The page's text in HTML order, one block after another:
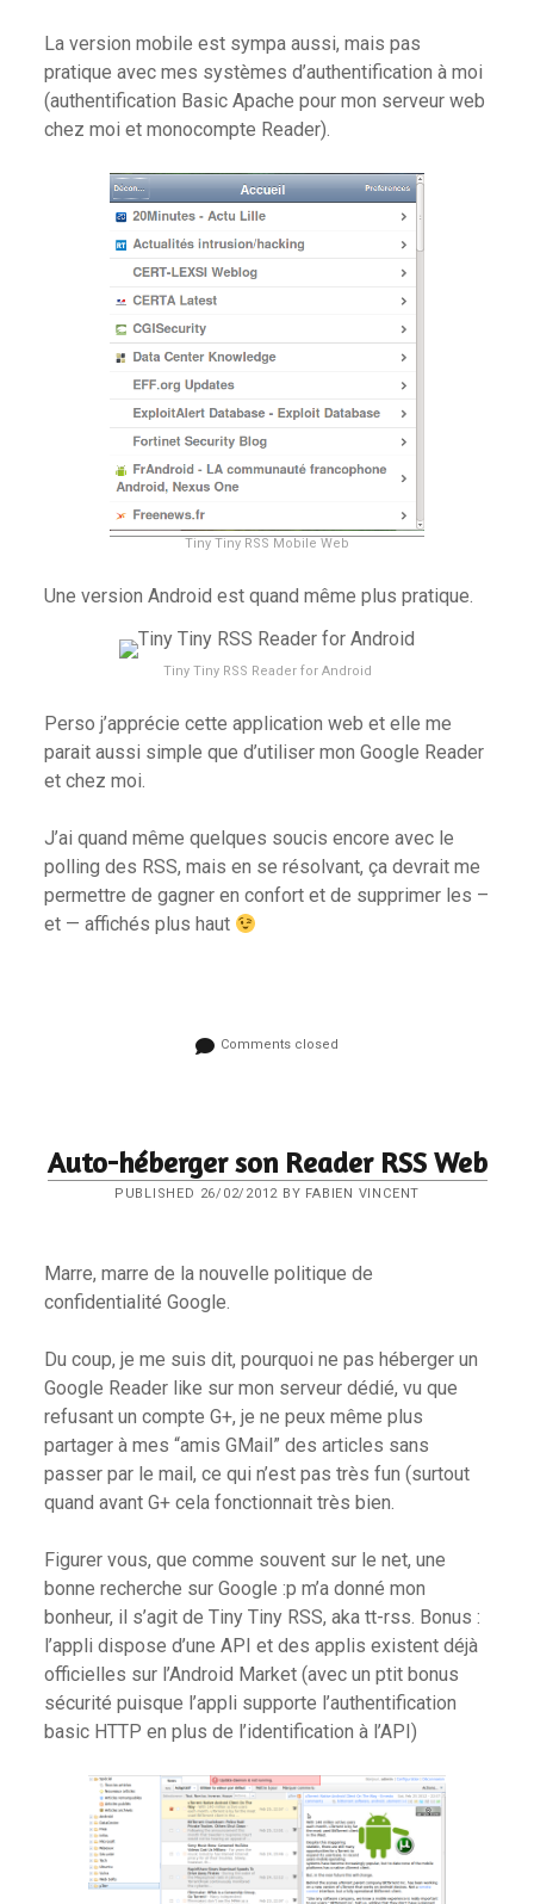
La version mobile est sympa aussi, mais pas
pratique avec mes systèmes d’authentification à moi
(authentification Basic Apache pour mon serveur web
chez moi et monocompte Reader).
Tiny Tiny RSS Mobile Web
Une version Android est quand même plus pratique.
Tiny Tiny RSS Reader for Android
Perso j’apprécie cette application web et elle me
parait aussi simple que d’utiliser mon Google Reader
et chez moi.
J’ai quand même quelques soucis encore avec le
polling des RSS, mais en se résolvant, ça devrait me
permettre de gagner en confort et de supprimer les –
et — affichés plus haut
Comments closed
Auto-héberger son Reader RSS Web
PUBLISHED 26/02/2012 BY FABIEN VINCENT
Marre, marre de la nouvelle politique de
confidentialité Google.
Du coup, je me suis dit, pourquoi ne pas héberger un
Google Reader like sur mon serveur dédié, vu que
refusant un compte G+, je ne peux même plus
partager à mes “amis GMail” des articles sans
passer par le mail, ce qui n’est pas très fun (surtout
quand avant G+ cela fonctionnait très bien.
Figurer vous, que comme souvent sur le net, une
bonne recherche sur Google :p m’a donné mon
bonheur, il s’agit de Tiny Tiny RSS, aka tt-rss. Bonus :
l’appli dispose d’une API et des applis existent déjà
officielles sur l’Android Market (avec un ptit bonus
sécurité puisque l’appli supporte l’authentification
basic HTTP en plus de l’identification à l’API)